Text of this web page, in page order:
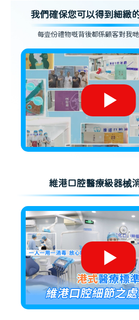
我們確保您可以得到細緻
每壹份禮物嘅背後都係顧客對我
維港口腔醫療級器械